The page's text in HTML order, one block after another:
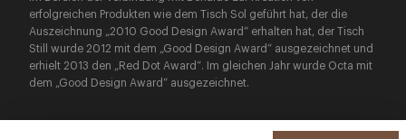
erfolgreichen Produkten wie dem Tisch Sol geführt hat, der die
Auszeichnung „2010 Good Design Award“ erhalten hat, der Tisch
Still wurde 2012 mit dem „Good Design Award“ ausgezeichnet und
erhielt 2013 den „Red Dot Award“. Im gleichen Jahr wurde Octa mit
dem „Good Design Award“ ausgezeichnet.